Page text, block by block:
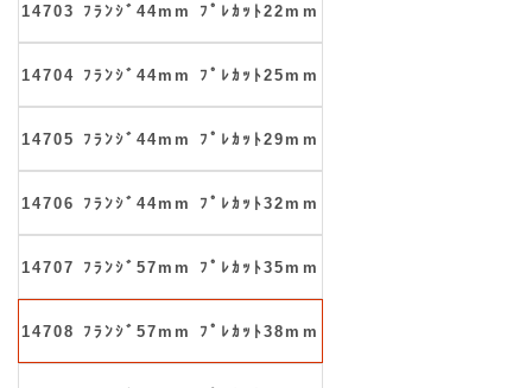
14703 ﾌﾗﾝｼﾞ44mm ﾌﾟﾚｶｯﾄ22mm
14704 ﾌﾗﾝｼﾞ44mm ﾌﾟﾚｶｯﾄ25mm
14705 ﾌﾗﾝｼﾞ44mm ﾌﾟﾚｶｯﾄ29mm
14706 ﾌﾗﾝｼﾞ44mm ﾌﾟﾚｶｯﾄ32mm
14707 ﾌﾗﾝｼﾞ57mm ﾌﾟﾚｶｯﾄ35mm
14708 ﾌﾗﾝｼﾞ57mm ﾌﾟﾚｶｯﾄ38mm